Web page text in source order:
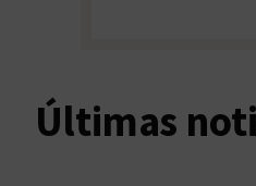
Últimas